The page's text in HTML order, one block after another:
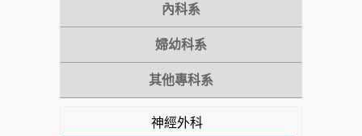
內科系
婦幼科系
其他專科系
神經外科